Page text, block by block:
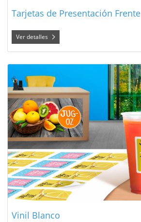
Tarjetas de Presentación Frente
Ver detalles
Vinil Blanco